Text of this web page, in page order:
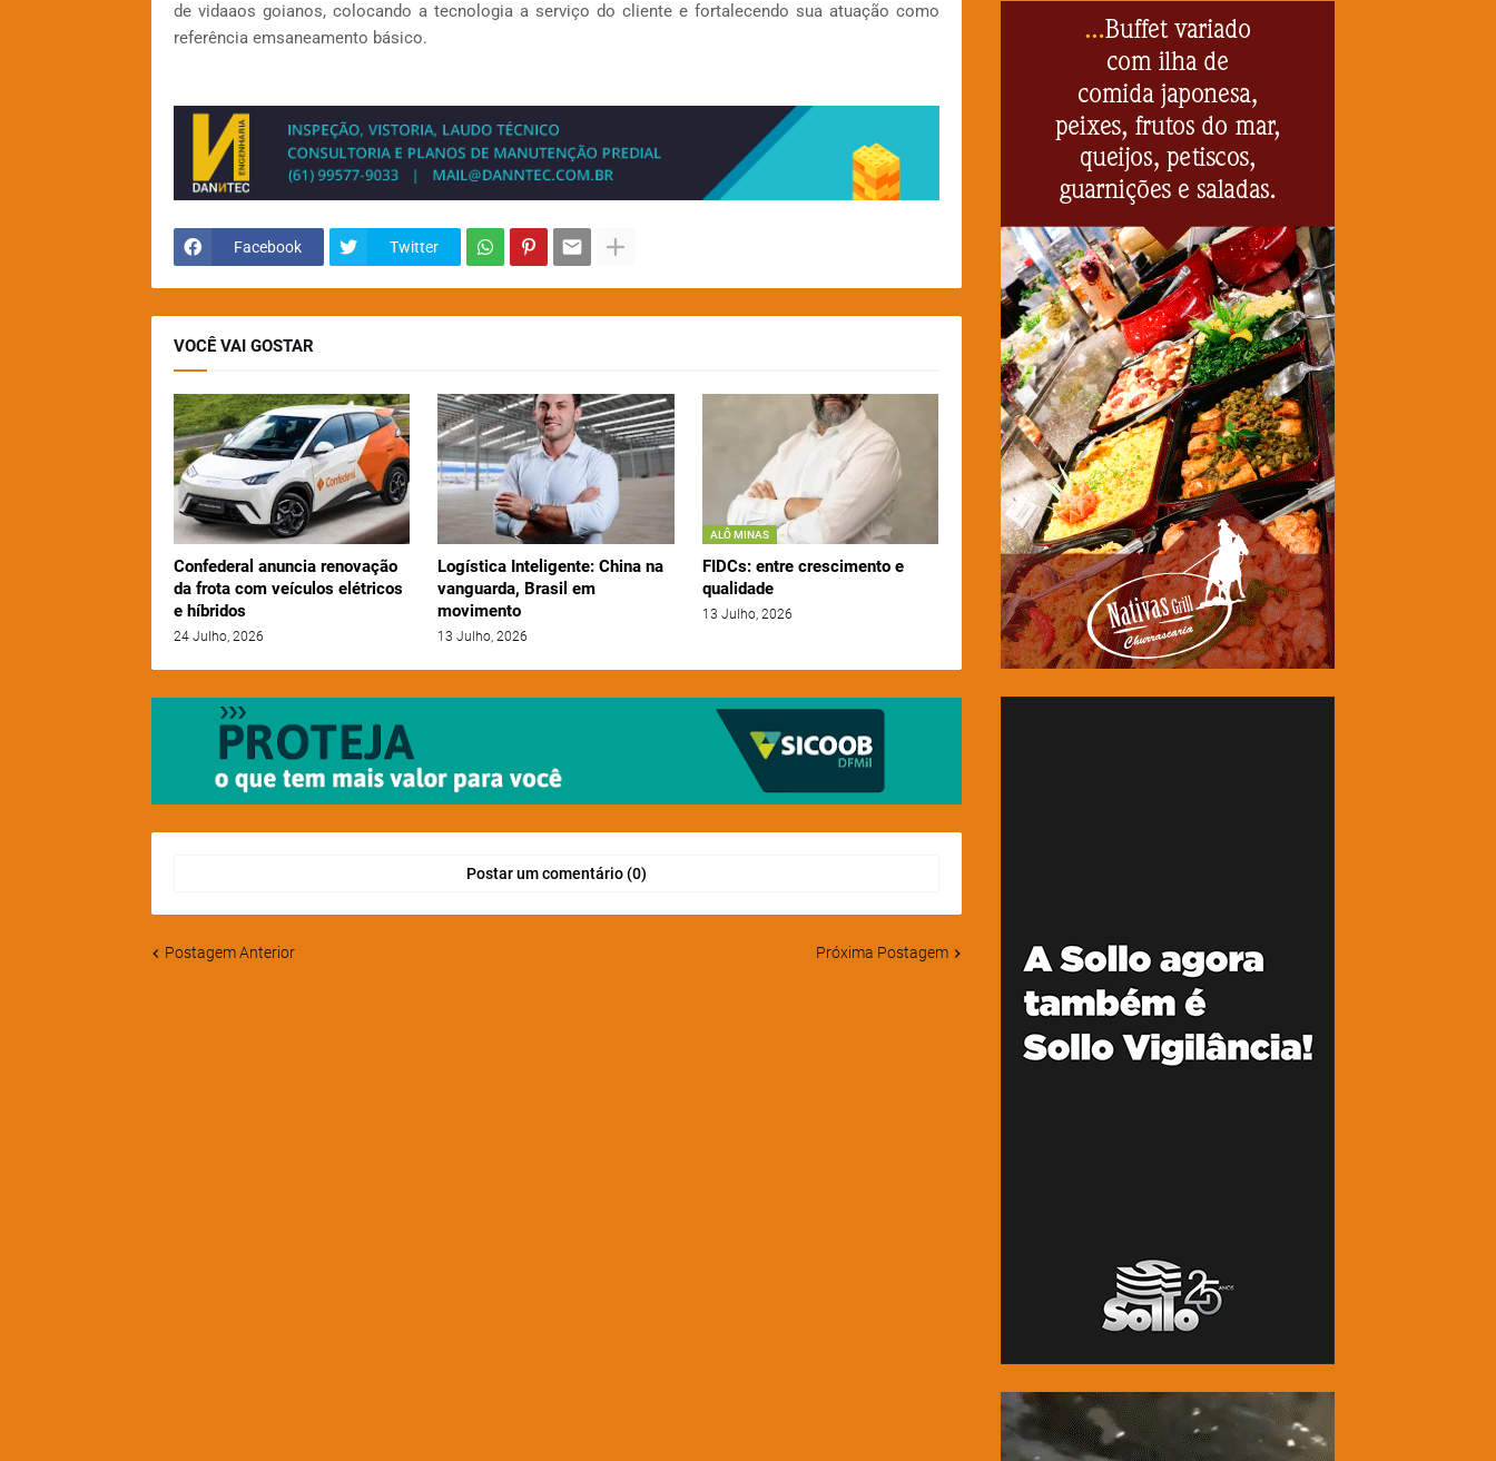
de vidaaos goianos, colocando a tecnologia a serviço do cliente e fortalecendo sua atuação como
referência emsaneamento básico.
Facebook Twitter
VOCÊ VAI GOSTAR
Confederal anuncia renovação
da frota com veículos elétricos
e híbridos
24 Julho, 2026
Logística Inteligente: China na
vanguarda, Brasil em
movimento
13 Julho, 2026
ALÔ MINAS
FIDCs: entre crescimento e
qualidade
13 Julho, 2026
Postar um comentário (0)
Postagem Anterior Próxima Postagem